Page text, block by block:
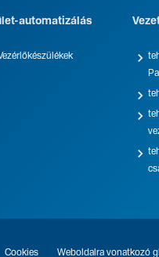
automatizálás




Cookies Weboldalra vonatkozó